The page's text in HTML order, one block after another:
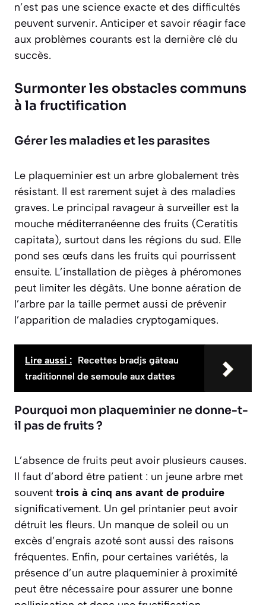
n’est pas une science exacte et des difficultés
peuvent survenir. Anticiper et savoir réagir face
aux problèmes courants est la dernière clé du
succès.
Surmonter les obstacles communs
à la fructification
Gérer les maladies et les parasites
Le plaqueminier est un arbre globalement très
résistant. Il est rarement sujet à des maladies
graves. Le principal ravageur à surveiller est la
mouche méditerranéenne des fruits (Ceratitis
capitata), surtout dans les régions du sud. Elle
pond ses œufs dans les fruits qui pourrissent
ensuite. L’installation de pièges à phéromones
peut limiter les dégâts. Une bonne aération de
l’arbre par la taille permet aussi de prévenir
l’apparition de maladies cryptogamiques.
Lire aussi : Recettes bradjs gâteau
traditionnel de semoule aux dattes
Pourquoi mon plaqueminier ne donne-t-
il pas de fruits ?
L’absence de fruits peut avoir plusieurs causes.
Il faut d’abord être patient : un jeune arbre met
souvent trois à cinq ans avant de produire
significativement. Un gel printanier peut avoir
détruit les fleurs. Un manque de soleil ou un
excès d’engrais azoté sont aussi des raisons
fréquentes. Enfin, pour certaines variétés, la
présence d’un autre plaqueminier à proximité
peut être nécessaire pour assurer une bonne